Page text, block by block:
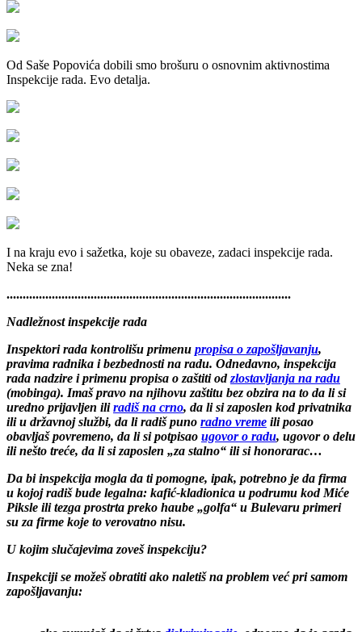
Od Saše Popovića dobili smo brošuru o osnovnim aktivnostima
I na kraju evo i sažetka, koje su obaveze, zadaci inspekcije rada.
Inspektori rada kontrolišu primenupropisa o zapošljavanju,
pravima radnika i bezbednosti na radu. Odnedavno, inspekcija
rada nadzire i primenu propisa o zaštiti odzlostavljanja na radu
(mobinga). Imaš pravo na njihovu zaštitu bez obzira na to da li si
uredno prijavljen ili radiš na crno, da li si zaposlen kod privatnika
ili u državnoj službi, da li radiš puno radno vremeili posao
obavljaš povremeno, da li si potpisaougovor o radu, ugovor o delu
Da bi inspekcija mogla da ti pomogne, ipak, potrebno je da firma
u kojoj radiš bude legalna: kafić-kladionica u podrumu kod Miće
Piksle ili tezga prostrta preko haube „golfa“ u Bulevaru primeri
Inspekciji se možeš obratiti ako naletiš na problem već pri samom